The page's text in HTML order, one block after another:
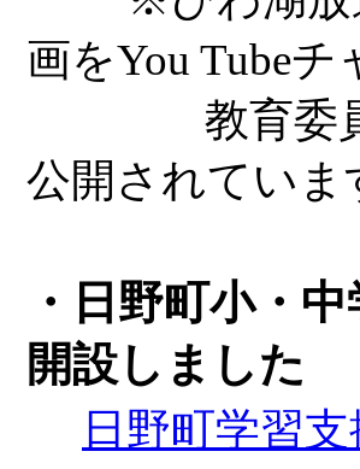
画をYou Tube
教育委員会
公開されていま
・日野町小・
開設しました
日野町学習